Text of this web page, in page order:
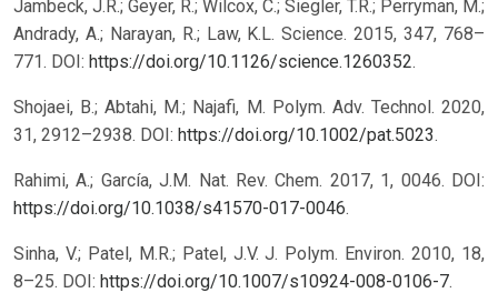
Jambeck, J.R.; Geyer, R.; Wilcox, C.; Siegler, T.R.; Perryman, M.;
Andrady, A.; Narayan, R.; Law, K.L. Science. 2015, 347, 768–
771. DOI: https://doi.org/10.1126/science.1260352.
Shojaei, B.; Abtahi, M.; Najafi, M. Polym. Adv. Technol. 2020,
31, 2912–2938. DOI: https://doi.org/10.1002/pat.5023.
Rahimi, A.; García, J.M. Nat. Rev. Chem. 2017, 1, 0046. DOI:
https://doi.org/10.1038/s41570-017-0046.
Sinha, V.; Patel, M.R.; Patel, J.V. J. Polym. Environ. 2010, 18,
8–25. DOI: https://doi.org/10.1007/s10924-008-0106-7.